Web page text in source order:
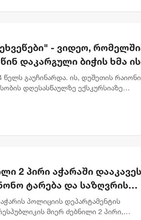
- ვიდეო,
დაკარგული ბიჭის ხმა
წელს გაუჩინარდა. ის, დუშეთის
დღესასწაულზე ექსკურსიაზე
2 პირი აჭარაში
ტარება და საზღვრის
პოლიციის დეპარტამენტის
მიერ ძებნილი 2 პირი,